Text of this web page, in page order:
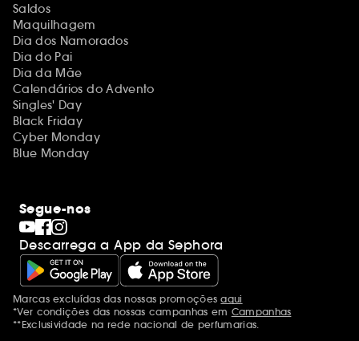
Saldos
Maquilhagem
Dia dos Namorados
Dia do Pai
Dia da Mãe
Calendários do Advento
Singles' Day
Black Friday
Cyber Monday
Blue Monday
Segue-nos
Descarrega a App da Sephora
Menções adicionais
Marcas excluídas das nossas promoçõesaqui
*Ver condições das nossas campanhas em Campanhas
**Exclusividade na rede nacional de perfumarias.